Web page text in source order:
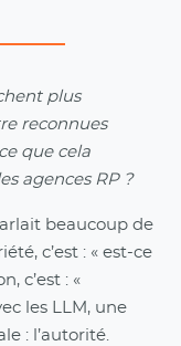
plus
reconnues
que cela
agences RP ?
beaucoup de
c’est : « est-ce
c’est : «
les LLM, une
: l’autorité.